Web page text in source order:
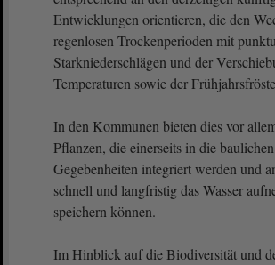
Entwicklungen orientieren, die den
regenlosen Trockenperioden mit
Starkniederschlägen und der
Temperaturen sowie der
In den Kommunen bieten dies vor
Pflanzen, die einerseits in die baulichen
Gegebenheiten integriert werden und
schnell und langfristig das Wasser
speichern können.
Im Hinblick auf die Biodiversität und